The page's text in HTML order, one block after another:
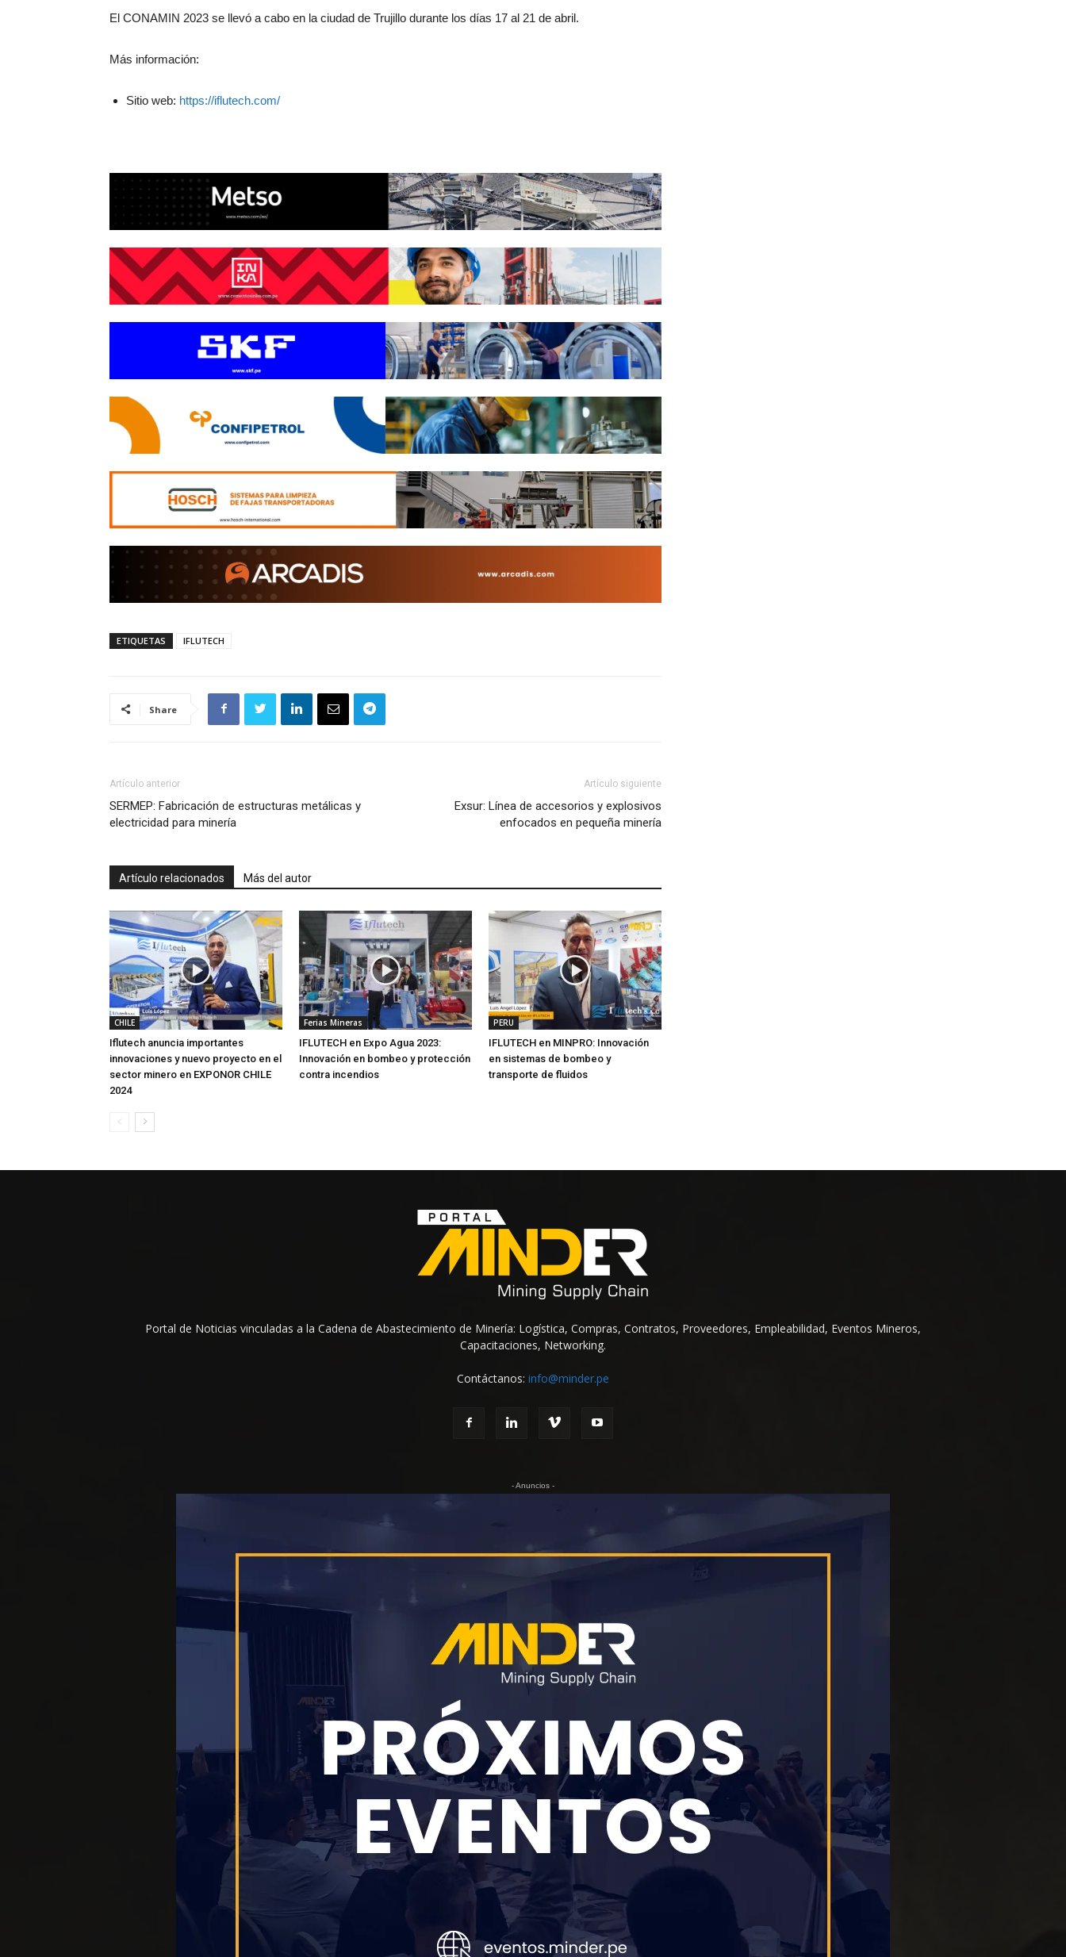
El CONAMIN 2023 se llevó a cabo en la ciudad de Trujillo durante los días 17 al 21 de abril.
Más información:
Sitio web: https://iflutech.com/
ETIQUETAS IFLUTECH
Share
Artículo anterior
SERMEP: Fabricación de estructuras metálicas y
electricidad para minería
Artículo siguiente
Exsur: Línea de accesorios y explosivos
enfocados en pequeña minería
Artículo relacionados Más del autor
CHILE
Iflutech anuncia importantes
innovaciones y nuevo proyecto en el
sector minero en EXPONOR CHILE
2024
Ferias Mineras
IFLUTECH en Expo Agua 2023:
Innovación en bombeo y protección
contra incendios
PERU
IFLUTECH en MINPRO: Innovación
en sistemas de bombeo y
transporte de fluidos
Portal de Noticias vinculadas a la Cadena de Abastecimiento de Minería: Logística, Compras, Contratos, Proveedores, Empleabilidad, Eventos Mineros,
Capacitaciones, Networking.
Contáctanos: info@minder.pe
- Anuncios -